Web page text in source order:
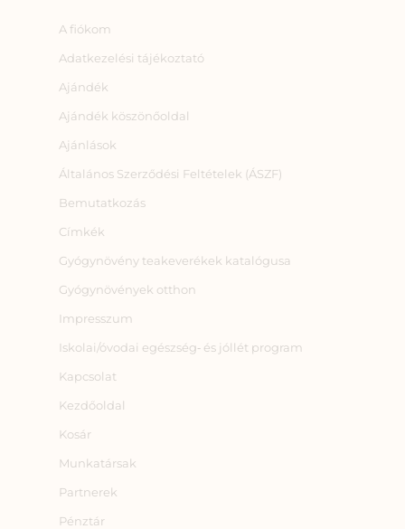
A fiókom
Adatkezelési tájékoztató
Ajándék
Ajándék köszönőoldal
Ajánlások
Általános Szerződési Feltételek (ÁSZF)
Bemutatkozás
Címkék
Gyógynövény teakeverékek katalógusa
Gyógynövények otthon
Impresszum
Iskolai/óvodai egészség‑ és jóllét program
Kapcsolat
Kezdőoldal
Kosár
Munkatársak
Partnerek
Pénztár